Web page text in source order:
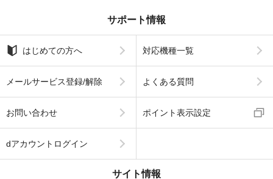
サポート情報
はじめての方へ 対応機種一覧
メールサービス登録/解除 よくある質問
お問い合わせ ポイント表示設定
dアカウントログイン
サイト情報